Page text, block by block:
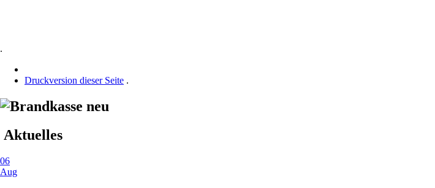
.
Druckversion dieser Seite .
Aktuelles
06
Aug